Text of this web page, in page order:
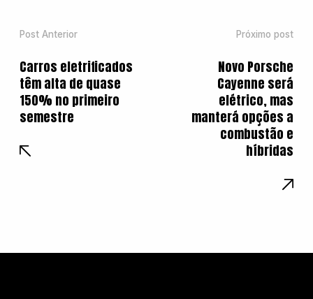
Post Anterior
Carros eletrificados
têm alta de quase
150% no primeiro
semestre
Próximo post
Novo Porsche
Cayenne será
elétrico, mas
manterá opções a
combustão e
híbridas